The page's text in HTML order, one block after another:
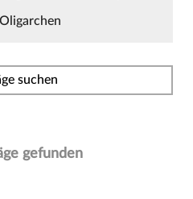
suchen
gefunden